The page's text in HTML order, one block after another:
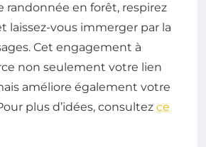
randonnée en forêt, respirez
laissez-vous immerger par la
Cet engagement à
non seulement votre lien
améliore également votre
plus d’idées, consultez ce